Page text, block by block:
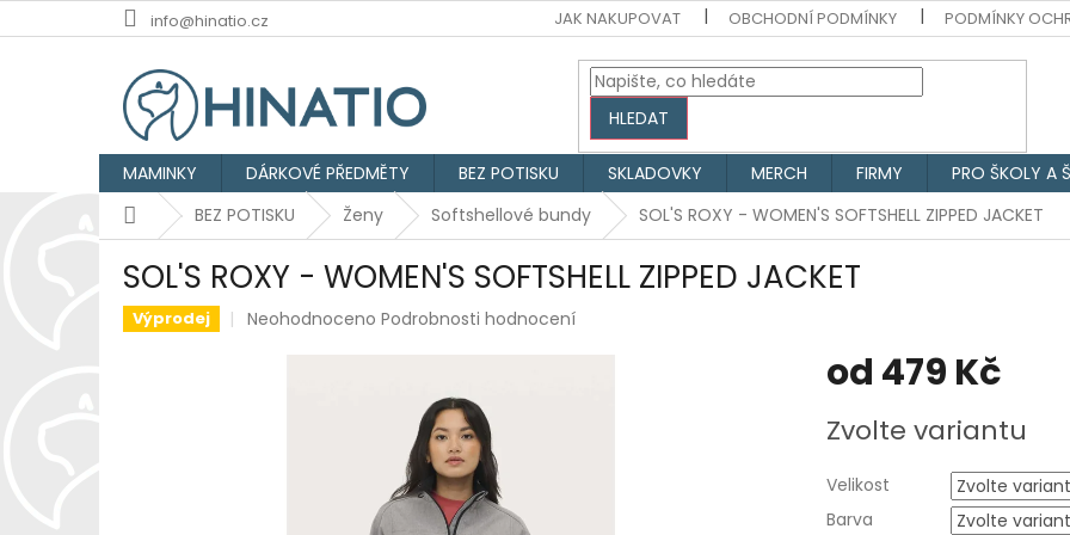
na
info@hinatio.cz JAK NAKUPOVAT OBCHODNÍ PODMÍNKY PODMÍNKY
HLEDAT
MAMINKY DÁRKOVÉ PŘEDMĚTY BEZ POTISKU SKLADOVKY MERCH FIRMY PRO ŠKOLY A
DomůBEZ POTISKU Ženy Softshellové bundy SOL'S ROXY - WOMEN'S SOFTSHELL ZIPPED JACKET
SOL'S ROXY - WOMEN'S SOFTSHELL ZIPPED JACKET
Výprodej
Průměrné
Neohodnoceno Podrobnosti hodnocení
od 479 Kč
cena:
Zvolte variantu
Velikost
Barva